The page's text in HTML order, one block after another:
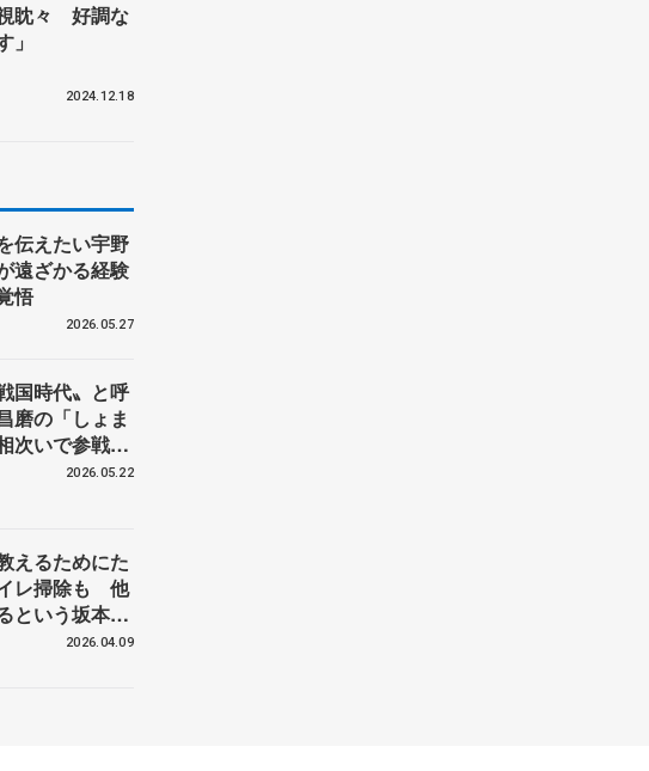
眈々 好調な
2024.12.18
伝えたい宇野
遠ざかる経験
悟
2026.05.27
国時代〟と呼
磨の「しょま
次いで参戦
2026.05.22
えるためにた
レ掃除も 他
という坂本花
2026.04.09